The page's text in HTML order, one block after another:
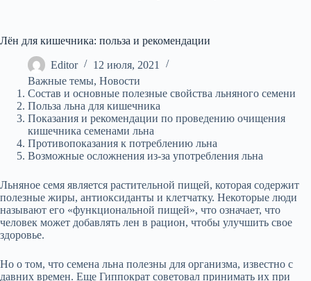
Лён для кишечника: польза и рекомендации
Editor
12 июля, 2021
Важные темы, Новости
Состав и основные полезные свойства льняного семени
Польза льна для кишечника
Показания и рекомендации по проведению очищения
кишечника семенами льна
Противопоказания к потреблению льна
Возможные осложнения из-за употребления льна
Льняное семя является растительной пищей, которая содержит
полезные жиры, антиоксиданты и клетчатку. Некоторые люди
называют его «функциональной пищей», что означает, что
человек может добавлять лен в рацион, чтобы улучшить свое
здоровье.
Но о том, что семена льна полезны для организма, известно с
давних времен. Еще Гиппократ советовал принимать их при